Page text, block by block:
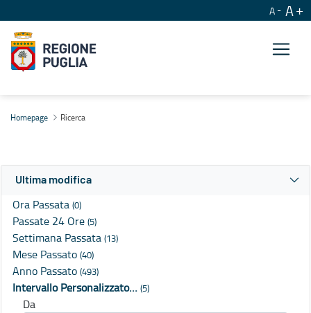
A A
Homepage Ricerca
Ultima modifica
Ora Passata (0)
Passate 24 Ore (5)
Settimana Passata (13)
Mese Passato (40)
Anno Passato (493)
Intervallo Personalizzato… (5)
Da